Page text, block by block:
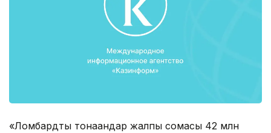
«Ломбардты тонағандар жалпы сомасы 42 млн